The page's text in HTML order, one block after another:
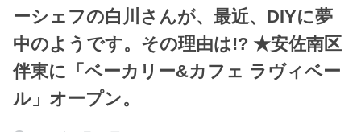
ーシェフの白川さんが、最近、DIYに夢
中のようです。その理由は!? ★安佐南区
伴東に「ベーカリー&カフェ ラヴィベー
ル」オープン。